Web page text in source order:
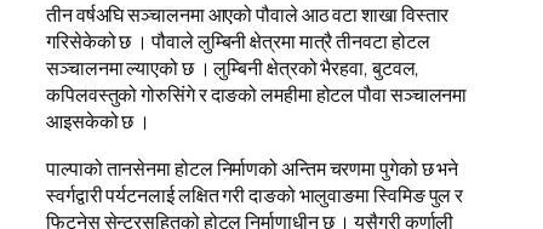
तीन वर्षअघि सञ्चालनमा आएको पौवाले आठ वटा शाखा विस्तार
गरिसेकेको छ । पौवाले लुम्बिनी क्षेत्रमा मात्रै तीनवटा होटल
सञ्चालनमा ल्याएको छ । लुम्बिनी क्षेत्रको भैरहवा, बुटवल,
कपिलवस्तुको गोरुसिंगे र दाङको लमहीमा होटल पौवा सञ्चालनमा
आइसकेको छ ।
पाल्पाको तानसेनमा होटल निर्माणको अन्तिम चरणमा पुगेको छ भने
स्वर्गद्वारी पर्यटनलाई लक्षित गरी दाङको भालुवाङमा स्विमिङ पुल र
फिट्नेस सेन्टरसहितको होटल निर्माणाधीन छ । यसैगरी कर्णाली